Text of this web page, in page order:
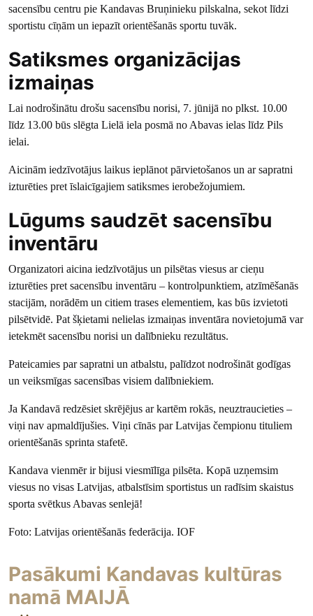
sacensību centru pie Kandavas Bruņinieku pilskalna, sekot līdzi
sportistu cīņām un iepazīt orientēšanās sportu tuvāk.
Satiksmes organizācijas
izmaiņas
Lai nodrošinātu drošu sacensību norisi, 7. jūnijā no plkst. 10.00
līdz 13.00 būs slēgta Lielā iela posmā no Abavas ielas līdz Pils
ielai.
Aicinām iedzīvotājus laikus ieplānot pārvietošanos un ar sapratni
izturēties pret īslaicīgajiem satiksmes ierobežojumiem.
Lūgums saudzēt sacensību
inventāru
Organizatori aicina iedzīvotājus un pilsētas viesus ar cieņu
izturēties pret sacensību inventāru – kontrolpunktiem, atzīmēšanās
stacijām, norādēm un citiem trases elementiem, kas būs izvietoti
pilsētvidē. Pat šķietami nelielas izmaiņas inventāra novietojumā var
ietekmēt sacensību norisi un dalībnieku rezultātus.
Pateicamies par sapratni un atbalstu, palīdzot nodrošināt godīgas
un veiksmīgas sacensības visiem dalībniekiem.
Ja Kandavā redzēsiet skrējējus ar kartēm rokās, neuztraucieties –
viņi nav apmaldījušies. Viņi cīnās par Latvijas čempionu tituliem
orientēšanās sprinta stafetē.
Kandava vienmēr ir bijusi viesmīlīga pilsēta. Kopā uzņemsim
viesus no visas Latvijas, atbalstīsim sportistus un radīsim skaistus
sporta svētkus Abavas senlejā!
Foto: Latvijas orientēšanās federācija. IOF
Pasākumi Kandavas kultūras
namā MAIJĀ